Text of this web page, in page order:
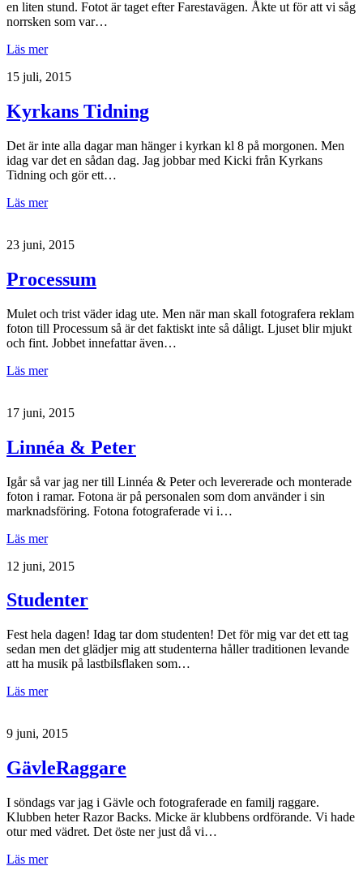
en liten stund. Fotot är taget efter Farestavägen. Åkte ut för att vi såg
norrsken som var…
Läs mer
15 juli, 2015
Kyrkans Tidning
Det är inte alla dagar man hänger i kyrkan kl 8 på morgonen. Men
idag var det en sådan dag. Jag jobbar med Kicki från Kyrkans
Tidning och gör ett…
Läs mer
23 juni, 2015
Processum
Mulet och trist väder idag ute. Men när man skall fotografera reklam
foton till Processum så är det faktiskt inte så dåligt. Ljuset blir mjukt
och fint. Jobbet innefattar även…
Läs mer
17 juni, 2015
Linnéa & Peter
Igår så var jag ner till Linnéa & Peter och levererade och monterade
foton i ramar. Fotona är på personalen som dom använder i sin
marknadsföring. Fotona fotograferade vi i…
Läs mer
12 juni, 2015
Studenter
Fest hela dagen! Idag tar dom studenten! Det för mig var det ett tag
sedan men det glädjer mig att studenterna håller traditionen levande
att ha musik på lastbilsflaken som…
Läs mer
9 juni, 2015
GävleRaggare
I söndags var jag i Gävle och fotograferade en familj raggare.
Klubben heter Razor Backs. Micke är klubbens ordförande. Vi hade
otur med vädret. Det öste ner just då vi…
Läs mer